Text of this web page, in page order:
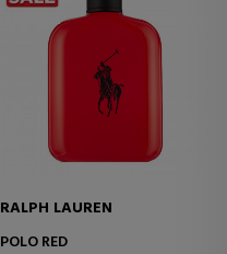
RALPH LAUREN
POLO RED